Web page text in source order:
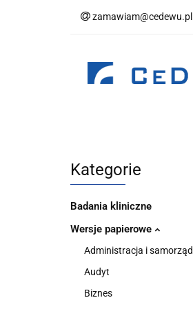
zamawiam@cedewu.pl
Kategorie
Badania kliniczne
Wersje papierowe
Administracja i samorząd
Audyt
Biznes